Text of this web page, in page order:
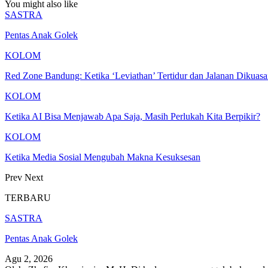
You might also like
SASTRA
Pentas Anak Golek
KOLOM
Red Zone Bandung: Ketika ‘Leviathan’ Tertidur dan Jalanan
KOLOM
Ketika AI Bisa Menjawab Apa Saja, Masih Perlukah Kita Berpikir?
KOLOM
Ketika Media Sosial Mengubah Makna Kesuksesan
Prev Next
TERBARU
SASTRA
Pentas Anak Golek
Agu 2, 2026